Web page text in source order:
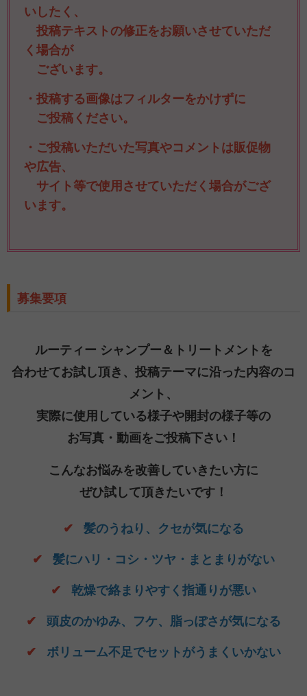
いしたく、
投稿テキストの修正をお願いさせていただ
く場合が
ございます。
・投稿する画像はフィルターをかけずに
ご投稿ください。
・ご投稿いただいた写真やコメントは販促物
や広告、
サイト等で使用させていただく場合がござ
います。
募集要項
ルーティー シャンプー＆トリートメントを
合わせてお試し頂き、投稿テーマに沿った内容のコ
メント、
実際に使用している様子や開封の様子等の
お写真・動画をご投稿下さい！
こんなお悩みを改善していきたい方に
ぜひ試して頂きたいです！
✔ 髪のうねり、クセが気になる
✔ 髪にハリ・コシ・ツヤ・まとまりがない
✔ 乾燥で絡まりやすく指通りが悪い
✔ 頭皮のかゆみ、フケ、脂っぽさが気になる
✔ ボリューム不足でセットがうまくいかない